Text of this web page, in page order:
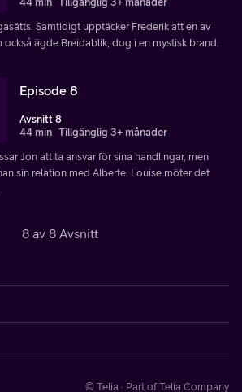
Samtidigt upptäcker Frederik att en av
också ägde Breidablik, dog i en mystisk brand.
Episode 8
Avsnitt 8
44 min Tillgänglig 3+ månader
Jon att ta ansvar för sina handlingar, men
sin relation med Alberte. Louise möter det
8 av 8 Avsnitt
© Telia · Part of Telia Company